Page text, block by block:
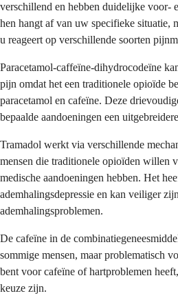
verschillend en hebben duidelijke voor-
hen hangt af van uw specifieke situatie,
u reageert op verschillende soorten
Paracetamol-caffeïne-dihydrocodeïne
pijn omdat het een traditionele opioïde
paracetamol en cafeïne. Deze
bepaalde aandoeningen een
Tramadol werkt via verschillende
mensen die traditionele opioïden willen
medische aandoeningen hebben. Het
ademhalingsdepressie en kan veiliger
ademhalingsproblemen.
De cafeïne in de
sommige mensen, maar problematisch
bent voor cafeïne of hartproblemen
keuze zijn.